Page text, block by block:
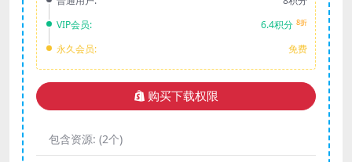
VIP会员:
6.4积分 8折
永久会员: 免费
购买下载权限
包含资源: (2个)